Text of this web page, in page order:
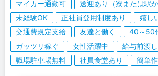
マイカー通勤可
送迎あり（寮または駅か
未経験OK
正社員登用制度あり
嬉し
交通費規定支給
友達と働く
40～50
ガッツリ稼ぐ
女性活躍中
給与前渡し
職場駐車場無料
社員食堂あり 簡単